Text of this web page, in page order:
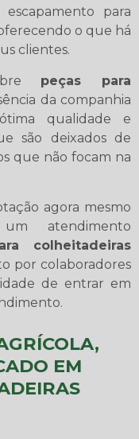
para
o que há
clientes.
peças para
da companhia
qualidade e
são deixados de
que não focam na
agora mesmo
atendimento
colheitadeiras
por colaboradores
de entrar em
EM